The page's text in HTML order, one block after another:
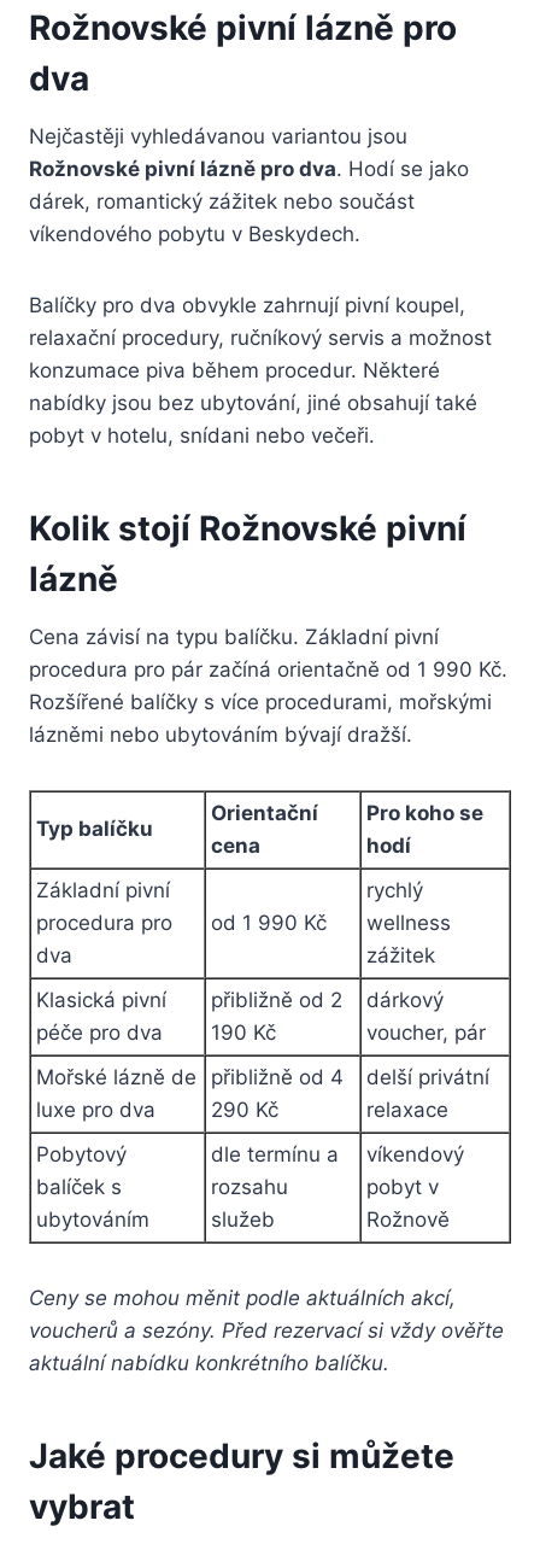
Rožnovské pivní lázně pro
dva
Nejčastěji vyhledávanou variantou jsou
Rožnovské pivní lázně pro dva. Hodí se jako
dárek, romantický zážitek nebo součást
víkendového pobytu v Beskydech.
Balíčky pro dva obvykle zahrnují pivní koupel,
relaxační procedury, ručníkový servis a možnost
konzumace piva během procedur. Některé
nabídky jsou bez ubytování, jiné obsahují také
pobyt v hotelu, snídani nebo večeři.
Kolik stojí Rožnovské pivní
lázně
Cena závisí na typu balíčku. Základní pivní
procedura pro pár začíná orientačně od 1 990 Kč.
Rozšířené balíčky s více procedurami, mořskými
lázněmi nebo ubytováním bývají dražší.
Typ balíčku
Orientační
cena
Pro koho se
hodí
Základní pivní
procedura pro
dva
od 1 990 Kč
rychlý
wellness
zážitek
Klasická pivní
péče pro dva
přibližně od 2
190 Kč
dárkový
voucher, pár
Mořské lázně de
luxe pro dva
přibližně od 4
290 Kč
delší privátní
relaxace
Pobytový
balíček s
ubytováním
dle termínu a
rozsahu
služeb
víkendový
pobyt v
Rožnově
Ceny se mohou měnit podle aktuálních akcí,
voucherů a sezóny. Před rezervací si vždy ověřte
aktuální nabídku konkrétního balíčku.
Jaké procedury si můžete
vybrat